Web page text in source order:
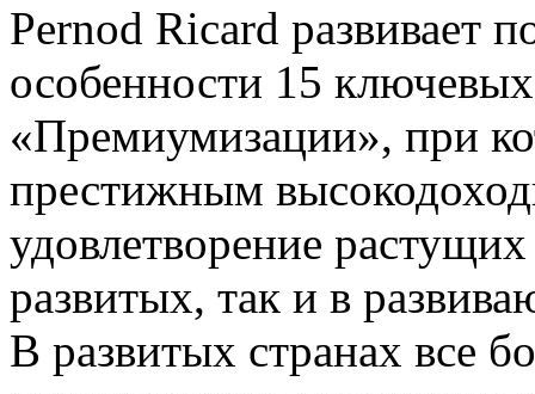
Pernod Ricard развивает
особенности 15
«Премиумизации», при
престижным
удовлетворение
развитых, так и в
В развитых странах все